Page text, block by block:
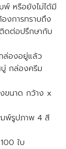
พ์ หรือยังไม่ได้มี
งการทราบถึง
ดต่อปรึกษากับ
ล่องอยู่แล้ว
กล่องครีม
ขนาด กว้าง x
พ์รูปภาพ 4 สี
ใบ